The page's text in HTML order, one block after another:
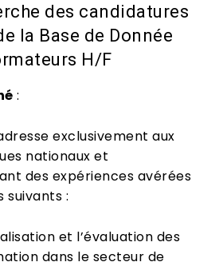
des candidatures
la Base de Donnée
H/F
:
exclusivement aux
nationaux et
des expériences avérées
suivants :
et l’évaluation des
dans le secteur de